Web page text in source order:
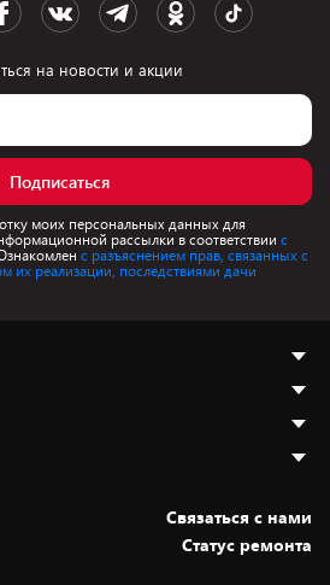
на новости и акции
Подписаться
моих персональных данных для
рассылки в соответствии с
с разъяснением прав, связанных с
их реализации, последствиями дачи
Cвязаться с нами
Статус ремонта